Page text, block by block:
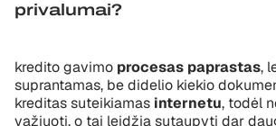
privalumai?
kredito gavimo procesas paprastas,
suprantamas, be didelio kiekio
kreditas suteikiamas internetu, todėl
važiuoti, o tai leidžia sutaupyti dar